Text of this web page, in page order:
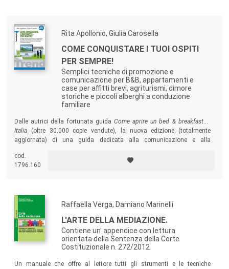
Rita Apollonio, Giulia Carosella
COME CONQUISTARE I TUOI OSPITI
PER SEMPRE!
Semplici tecniche di promozione e
comunicazione per B&B, appartamenti e
case per affitti brevi, agriturismi, dimore
storiche e piccoli alberghi a conduzione
familiare
Dalle autrici della fortunata guida Come aprire un bed & breakfast in
Italia (oltre 30.000 copie vendute), la nuova edizione (totalmente
aggiornata) di una guida dedicata alla comunicazione e alla
appartamenti e case per affitti brevi, agriturismi, dimore storiche e
piccoli alberghi.
cod.
1796.160
Raffaella Verga, Damiano Marinelli
L'ARTE DELLA MEDIAZIONE.
Contiene un' appendice con lettura
orientata della Sentenza della Corte
Costituzionale n. 272/2012
Un manuale che offre al lettore tutti gli strumenti e le tecniche